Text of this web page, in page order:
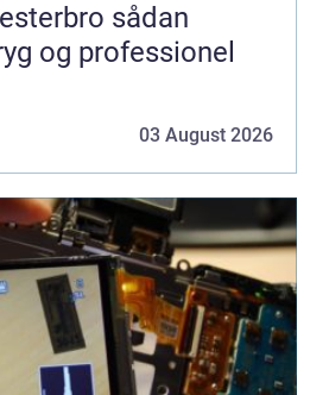
sådan
og professionel
03 August 2026